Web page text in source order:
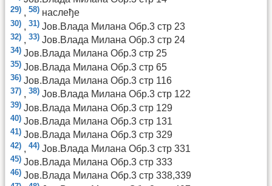
29) , 58) наслеђе
30) , 31) Јов.Влада Милана Обр.3 стр 23
32) , 33) Јов.Влада Милана Обр.3 стр 24
34) Јов.Влада Милана Обр.3 стр 25
35) Јов.Влада Милана Обр.3 стр 65
36) Јов.Влада Милана Обр.3 стр 116
37) , 38) Јов.Влада Милана Обр.3 стр 122
39) Јов.Влада Милана Обр.3 стр 129
40) Јов.Влада Милана Обр.3 стр 131
41) Јов.Влада Милана Обр.3 стр 329
42) , 44) Јов.Влада Милана Обр.3 стр 331
45) Јов.Влада Милана Обр.3 стр 333
46) Јов.Влада Милана Обр.3 стр 338,339